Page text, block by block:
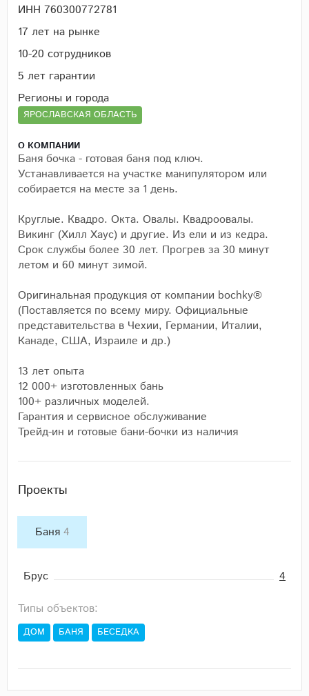
ИНН 760300772781
17 лет на рынке
10-20 cотрудников
5 лет гарантии
Регионы и города
ЯРОСЛАВСКАЯ ОБЛАСТЬ
О КОМПАНИИ
Баня бочка - готовая баня под ключ.
Устанавливается на участке манипулятором или
собирается на месте за 1 день.
Круглые. Квадро. Окта. Овалы. Квадроовалы.
Викинг (Хилл Хаус) и другие. Из ели и из кедра.
Срок службы более 30 лет. Прогрев за 30 минут
летом и 60 минут зимой.
️Оригинальная продукция от компании bochky®
(Поставляется по всему миру. Официальные
представительства в Чехии, Германии, Италии,
Канаде, США, Израиле и др.)
13 лет опыта
12 000+ изготовленных бань
100+ различных моделей.
Гарантия и сервисное обслуживание
Трейд-ин и готовые бани-бочки из наличия
Проекты
Баня 4
Брус 4
Типы объектов:
ДОМ БАНЯ БЕСЕДКА